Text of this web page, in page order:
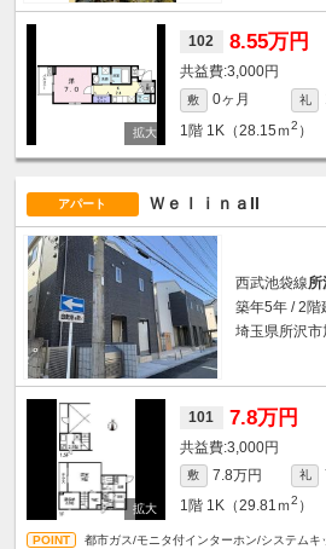
102 8.55万円
3,000円
敷 0ヶ月 礼
1階 1K（28.15ｍ2 ）
アパート ＷｅｌｉｎａII
西武池袋線所
築年5年 / 2階
埼玉県所沢市
101 7.8万円
3,000円
敷 7.8万円 礼
1階 1K（29.81ｍ2 ）
都市ガス/モニタ付インターホン/システム